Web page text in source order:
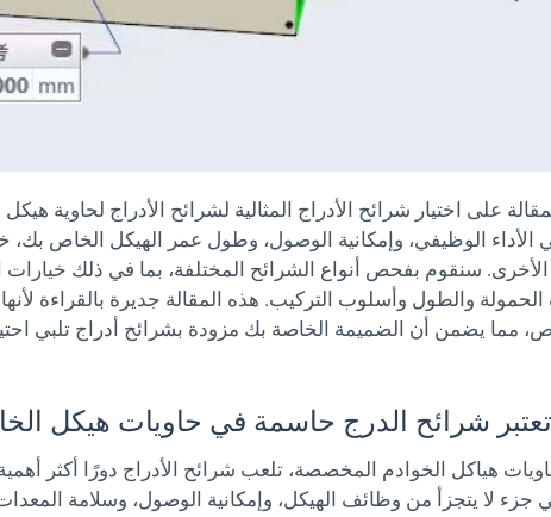
على اختيار شرائح الأدراج المثالية لشرائح الأدراج
الأداء الوظيفي، وإمكانية الوصول، وطول عمر الهيكل الخاص بك،
سنقوم بفحص أنواع الشرائح المختلفة، بما في ذلك خيارات
والطول وأسلوب التركيب. هذه المقالة جديرة بالقراءة
مما يضمن أن الضميمة الخاصة بك مزودة بشرائح أدراج تلبي
هياكل الخوادم المخصصة، تلعب شرائح الأدراج دورًا أكثر
جزء لا يتجزأ من وظائف الهيكل، وإمكانية الوصول، وسلامة